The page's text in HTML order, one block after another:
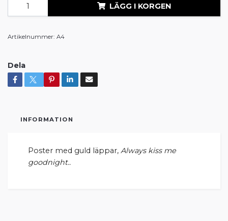
LÄGG I KORGEN
Artikelnummer: A4
Dela
INFORMATION
Poster med guld läppar, Always kiss me
goodnight..